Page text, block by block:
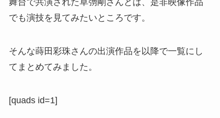
舞台で共演された草彅剛さんとは、是非映像作品
でも演技を見てみたいところです。
そんな蒔田彩珠さんの出演作品を以降で一覧にし
てまとめてみました。
[quads id=1]